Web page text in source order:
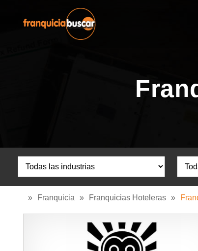
» Franquicia » Franquicias Hoteleras »